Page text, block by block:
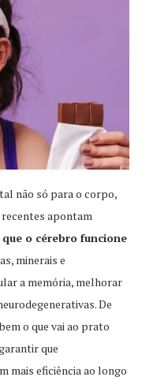
não só para o corpo,
apontam
o cérebro funcione
minerais e
a memória, melhorar
De
o que vai ao prato
que
mais eficiência ao longo